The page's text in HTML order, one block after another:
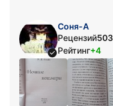
Соня-А
Рецензий503
Рейтинг+4